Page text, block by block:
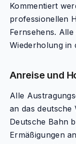
Kommentiert
professionellen
Fernsehens.
Wiederholung in
Anreise und
Alle
an das deutsche
Deutsche Bahn
Ermäßigungen